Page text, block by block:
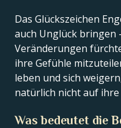
Das Glückszeichen
auch Unglück bringen
Veränderungen
ihre Gefühle
leben und sich
natürlich nicht auf
Was bedeutet die